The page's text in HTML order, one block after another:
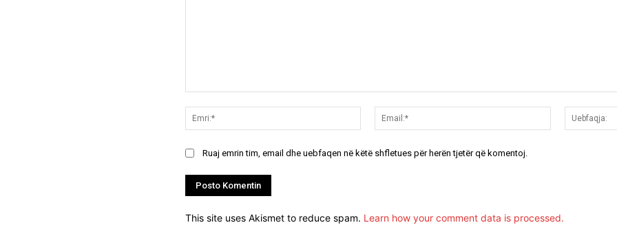
Emri:*
Email:*
Ruaj emrin tim, email dhe uebfaqen në këtë shfletues për herën tjetër që komentoj.
This site uses Akismet to reduce spam. Learn how your comment data is processed.